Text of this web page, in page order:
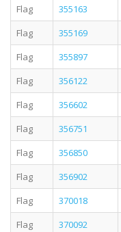
Flag 355163
Flag
355169
Flag
355897
Flag
356122
Flag
356602
Flag
356751
Flag
356850
Flag
356902
Flag
370018
Flag
370092